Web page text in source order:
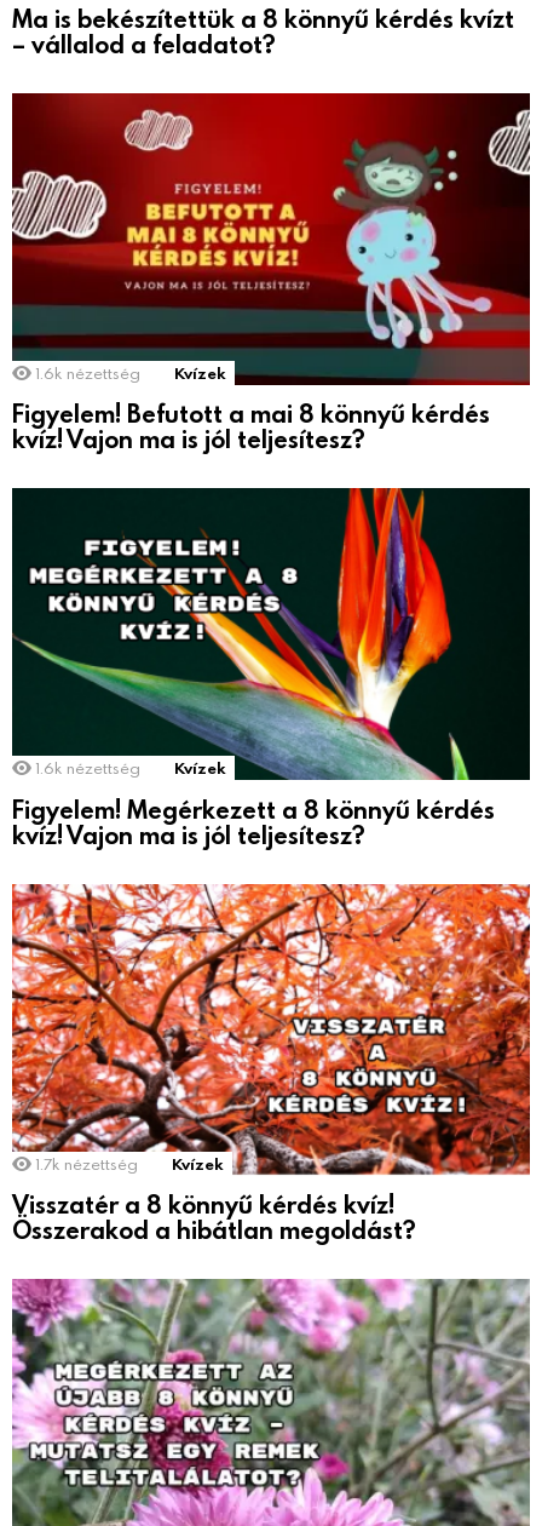
Ma is bekészítettük a 8 könnyű kérdés kvízt
– vállalod a feladatot?
1.6k nézettség Kvízek
Figyelem! Befutott a mai 8 könnyű kérdés
kvíz! Vajon ma is jól teljesítesz?
1.6k nézettség Kvízek
Figyelem! Megérkezett a 8 könnyű kérdés
kvíz! Vajon ma is jól teljesítesz?
1.7k nézettség Kvízek
Visszatér a 8 könnyű kérdés kvíz!
Összerakod a hibátlan megoldást?